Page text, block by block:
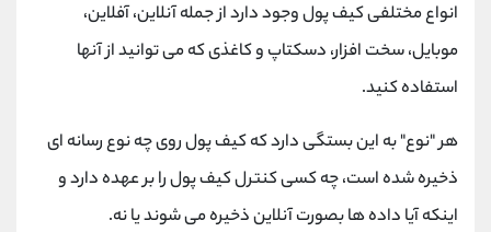
انواع مختلفی کیف پول وجود دارد از جمله آنلاین، آفلاین،
موبایل، سخت افزار، دسکتاپ و کاغذی که می توانید از آنها
استفاده کنید.
هر "نوع" به این بستگی دارد که کیف پول روی چه نوع رسانه ای
ذخیره شده است، چه کسی کنترل کیف پول را بر عهده دارد و
اینکه آیا داده ها بصورت آنلاین ذخیره می شوند یا نه.